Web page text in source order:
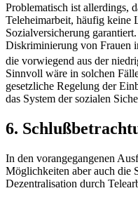
Problematisch ist allerdings,
Teleheimarbeit, häufig keine
Sozialversicherung
Diskriminierung von Frauen
die vorwiegend aus der
Sinnvoll wäre in solchen
gesetzliche Regelung der
das System der sozialen
6.
In den vorangegangenen
Möglichkeiten aber auch die
Dezentralisation durch